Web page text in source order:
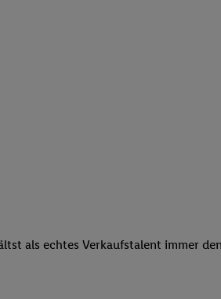
als echtes Verkaufstalent immer